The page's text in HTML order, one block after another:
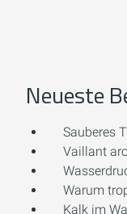
Neueste
Sauberes
Vaillant
Warum
Kalk im